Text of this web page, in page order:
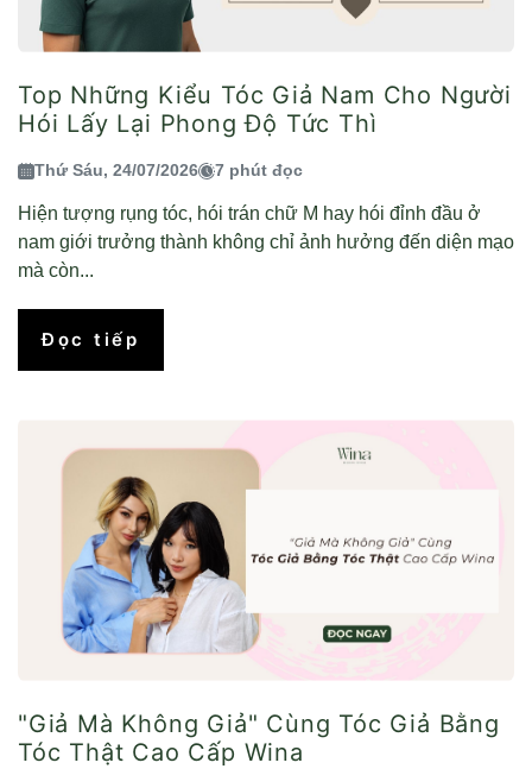
Top Những Kiểu Tóc Giả Nam Cho Người
Hói Lấy Lại Phong Độ Tức Thì
Thứ Sáu, 24/07/2026 7 phút đọc
Hiện tượng rụng tóc, hói trán chữ M hay hói đỉnh đầu ở
nam giới trưởng thành không chỉ ảnh hưởng đến diện mạo
mà còn...
Đọc tiếp
"Giả Mà Không Giả" Cùng Tóc Giả Bằng
Tóc Thật Cao Cấp Wina